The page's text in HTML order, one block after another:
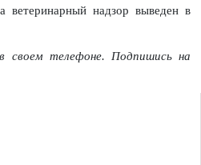
ветеринарный надзор выведен в
своем телефоне. Подпишись на